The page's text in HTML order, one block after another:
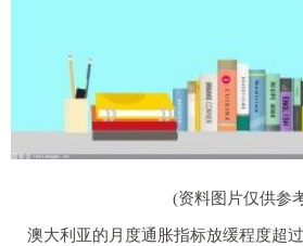
(资料图片仅供参
澳大利亚的月度通胀指标放缓程度超